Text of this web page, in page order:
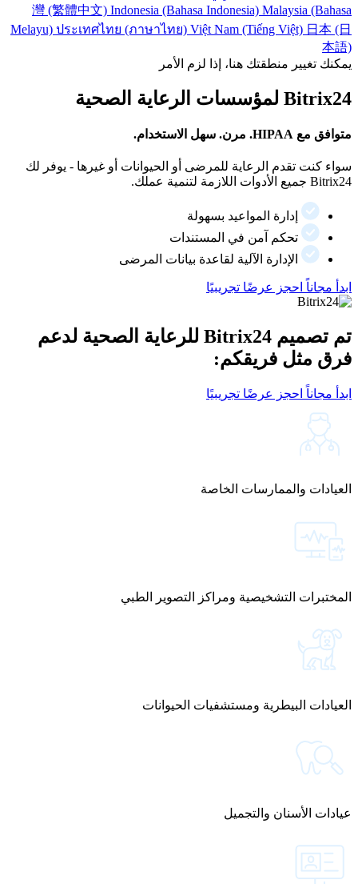
灣 (繁體中文) Indonesia (Bahasa Indonesia) Malaysia (Bahasa
Melayu) ประเทศไทย (ภาษาไทย) Việt Nam (Tiếng Việt) 日本 (日
本語)
يمكنك تغيير منطقتك هنا، إذا لزم الأمر
Bitrix24 لمؤسسات الرعاية الصحية
متوافق مع HIPAA. مرن. سهل الاستخدام.
سواء كنت تقدم الرعاية للمرضى أو الحيوانات أو غيرها - يوفر لك
Bitrix24 جميع الأدوات اللازمة لتنمية عملك.
إدارة المواعيد بسهولة
تحكم آمن في المستندات
الإدارة الآلية لقاعدة بيانات المرضى
ابدأ مجاناً احجز عرضًا تجريبيًا
تم تصميم Bitrix24 للرعاية الصحية لدعم
فرق مثل فريقكم:
ابدأ مجاناً احجز عرضًا تجريبيًا
العيادات والممارسات الخاصة
المختبرات التشخيصية ومراكز التصوير الطبي
العيادات البيطرية ومستشفيات الحيوانات
عيادات الأسنان والتجميل